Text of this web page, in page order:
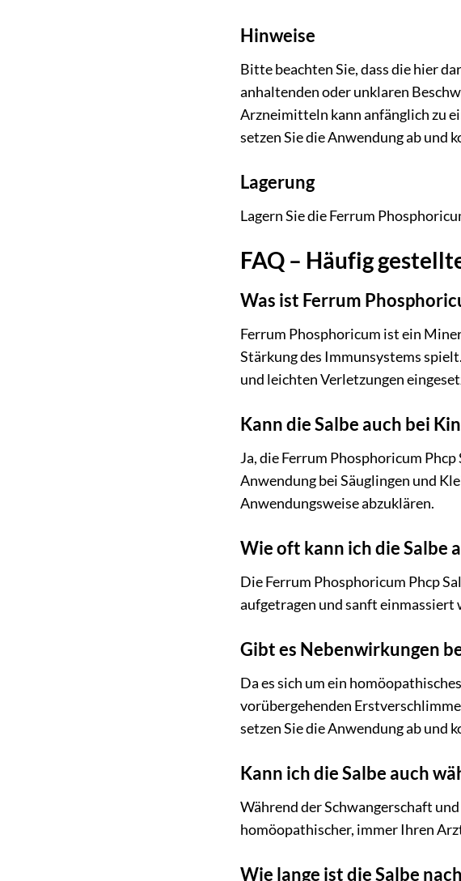
Hinweise
Bitte beachten Sie, dass die hier
anhaltenden oder unklaren
Arzneimitteln kann anfänglich zu
setzen Sie die Anwendung ab und
Lagerung
Lagern Sie die Ferrum
FAQ – Häufig
Was ist Ferrum
Ferrum Phosphoricum ist ein
Stärkung des Immunsystems
und leichten Verletzungen
Kann die Salbe auch bei
Ja, die Ferrum Phosphoricum
Anwendung bei Säuglingen und
Anwendungsweise abzuklären.
Wie oft kann ich die Salbe
Die Ferrum Phosphoricum Phcp
aufgetragen und sanft einmassiert
Gibt es Nebenwirkungen
Da es sich um ein
vorübergehenden
setzen Sie die Anwendung ab und
Kann ich die Salbe auch
Während der Schwangerschaft
homöopathischer, immer Ihren
Wie lange ist die Salbe